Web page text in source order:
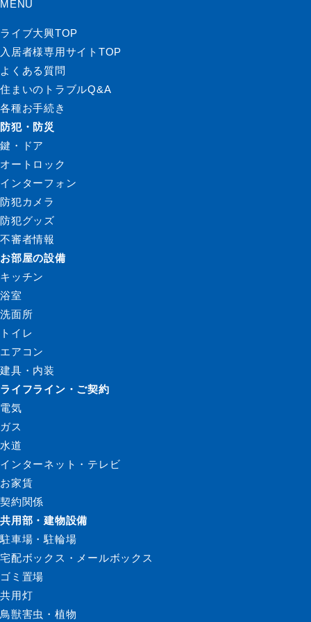
MENU
ライブ大興TOP
入居者様専用サイトTOP
よくある質問
住まいのトラブルQ&A
各種お手続き
防犯・防災
鍵・ドア
オートロック
インターフォン
防犯カメラ
防犯グッズ
不審者情報
お部屋の設備
キッチン
浴室
洗面所
トイレ
エアコン
建具・内装
ライフライン・ご契約
電気
ガス
水道
インターネット・テレビ
お家賃
契約関係
共用部・建物設備
駐車場・駐輪場
宅配ボックス・メールボックス
ゴミ置場
共用灯
鳥獣害虫・植物